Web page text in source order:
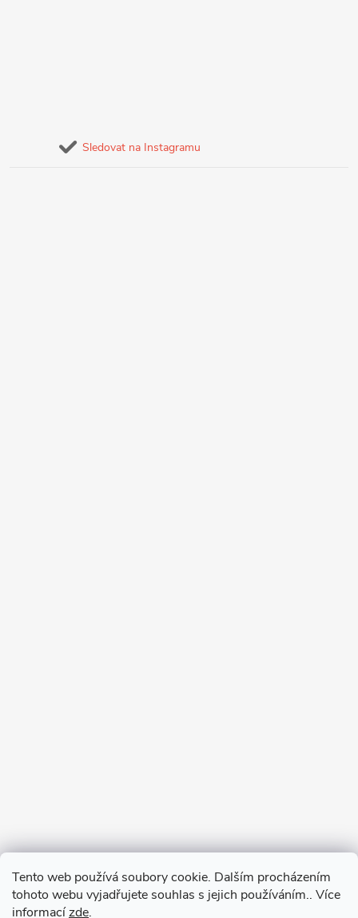
Tento web používá soubory cookie. Dalším procházením
tohoto webu vyjadřujete souhlas s jejich používáním.. Více
informacízde.
Sledovat na Instagramu